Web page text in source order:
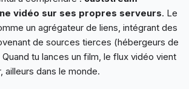
vidéo sur ses propres serveurs. Le
un agrégateur de liens, intégrant des
de sources tierces (hébergeurs de
tu lances un film, le flux vidéo vient
ailleurs dans le monde.